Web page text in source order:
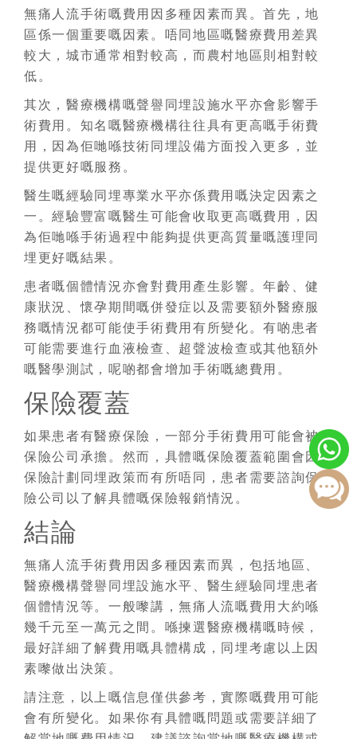
無痛人流手術嘅費用因多種因素而異。首先，地
區係一個重要嘅因素。唔同地區嘅醫療費用差異
較大，城市通常相對較高，而農村地區則相對較
低。
其次，醫療機構嘅聲譽同埋設施水平亦會影響手
術費用。知名嘅醫療機構往往具有更高嘅手術費
用，因為佢哋喺技術同埋設備方面投入更多，並
提供更好嘅服務。
醫生嘅經驗同埋專業水平亦係費用嘅決定因素之
一。經驗豐富嘅醫生可能會收取更高嘅費用，因
為佢哋喺手術過程中能夠提供更高質量嘅護理同
埋更好嘅結果。
患者嘅個體情況亦會對費用產生影響。年齡、健
康狀況、懷孕期間嘅併發症以及需要額外醫療服
務嘅情況都可能使手術費用有所變化。有啲患者
可能需要進行血液檢查、超聲波檢查或其他額外
嘅醫學測試，呢啲都會增加手術嘅總費用。
保險覆蓋
如果患者有醫療保險，一部分手術費用可能會被
保險公司承擔。然而，具體嘅保險覆蓋範圍會因
保險計劃同埋政策而有所唔同，患者需要諮詢保
險公司以了解具體嘅保險報銷情況。
結論
無痛人流手術費用因多種因素而異，包括地區、
醫療機構聲譽同埋設施水平、醫生經驗同埋患者
個體情況等。一般嚟講，無痛人流嘅費用大約喺
幾千元至一萬元之間。喺揀選醫療機構嘅時候，
最好詳細了解費用嘅具體構成，同埋考慮以上因
素嚟做出決策。
請注意，以上嘅信息僅供參考，實際嘅費用可能
會有所變化。如果你有具體嘅問題或需要詳細了